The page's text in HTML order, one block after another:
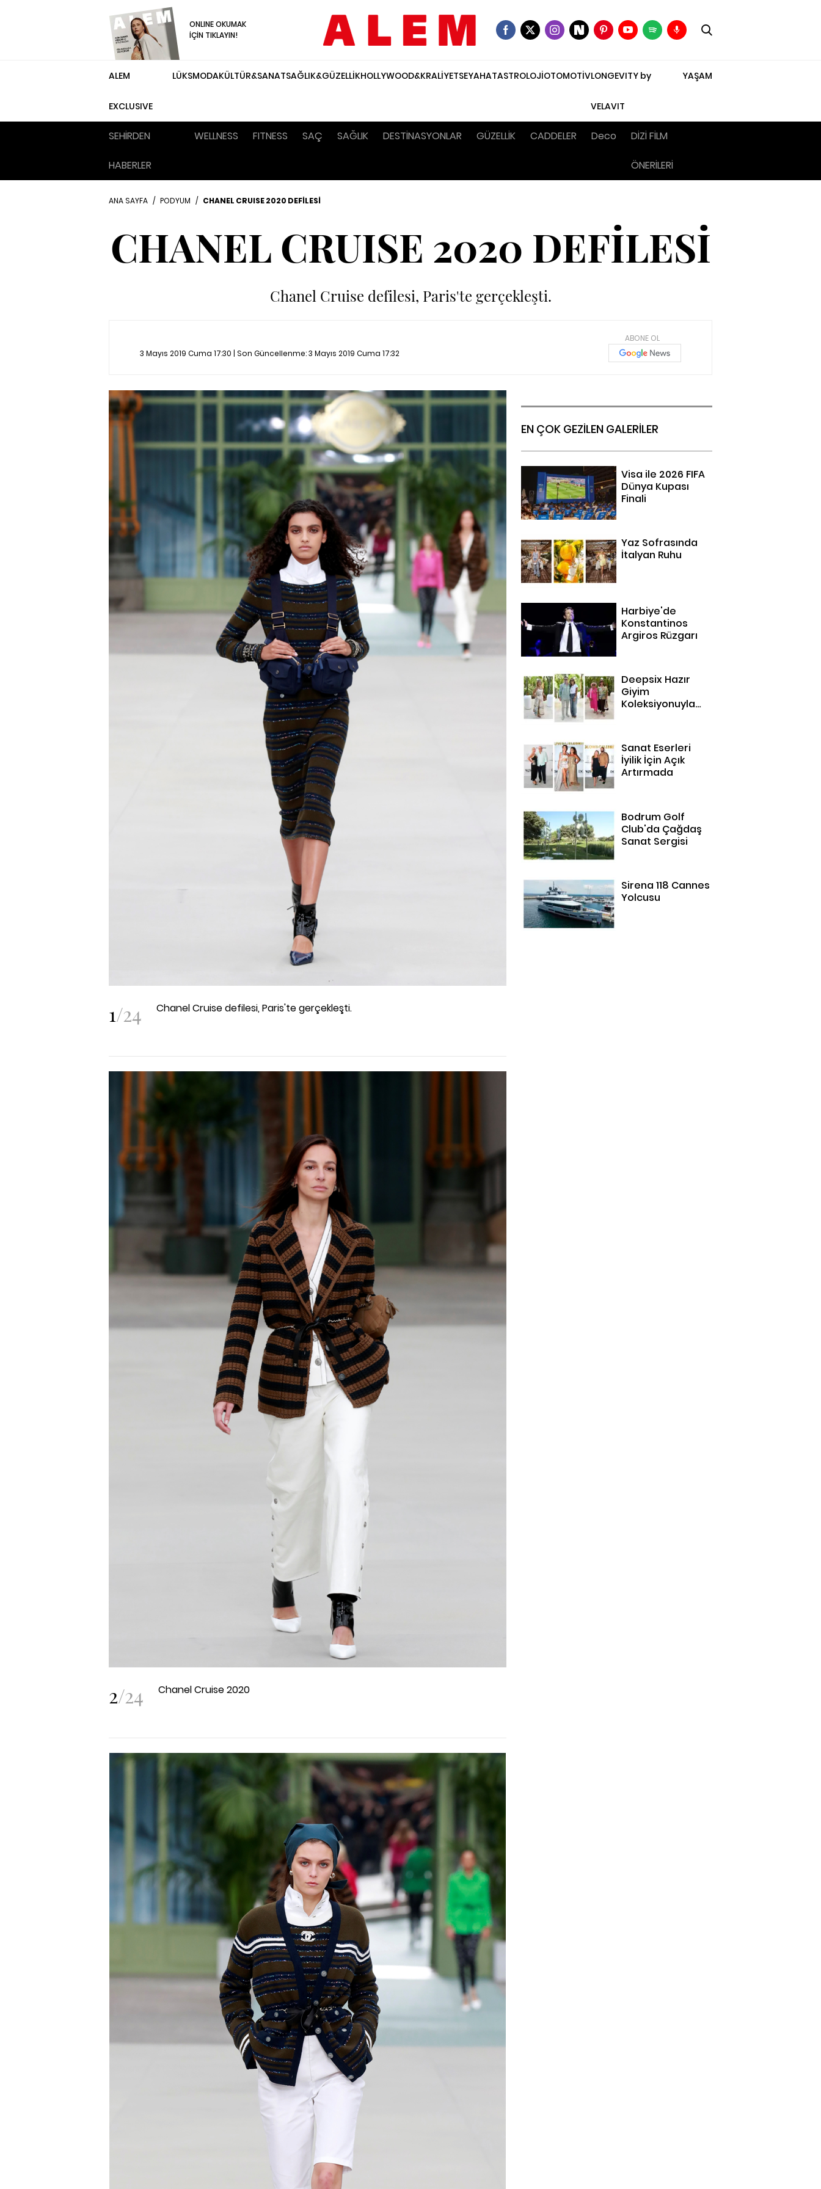
ONLINE OKUMAK
İÇİN TIKLAYIN!
ALEM
EXCLUSIVE
LÜKSMODAKÜLTÜR&SANATSAĞLIK&GÜZELLİKHOLLYWOOD&KRALİYETSEYAHATASTROLOJİOTOMOTİVLONGEVITY by
VELAVIT
YAŞAM
SEHİRDEN
HABERLER
WELLNESS FITNESS SAÇ SAĞLIK DESTİNASYONLAR GÜZELLİK CADDELER Deco DİZİ FİLM
ÖNERİLERİ
ANA SAYFA / PODYUM / CHANEL CRUISE 2020 DEFİLESİ
CHANEL CRUISE 2020 DEFİLESİ
Chanel Cruise defilesi, Paris'te gerçekleşti.
3 Mayıs 2019 Cuma 17:30 | Son Güncellenme:3 Mayıs 2019 Cuma 17:32
ABONE OL
1/24 Chanel Cruise defilesi, Paris'te gerçekleşti.
2/24 Chanel Cruise 2020
EN ÇOK GEZİLEN GALERİLER
Visa ile 2026 FIFA
Dünya Kupası
Finali
Yaz Sofrasında
İtalyan Ruhu
Harbiye'de
Konstantinos
Argiros Rüzgarı
Deepsix Hazır
Giyim
Koleksiyonuyla
Sanat Eserleri
İyilik İçin Açık
Artırmada
Bodrum Golf
Club'da Çağdaş
Sanat Sergisi
Sirena 118 Cannes
Yolcusu